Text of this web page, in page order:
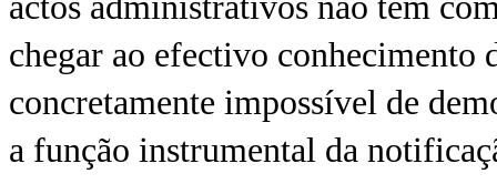
chegar ao efectivo conhecimento
concretamente impossível de
a função instrumental da